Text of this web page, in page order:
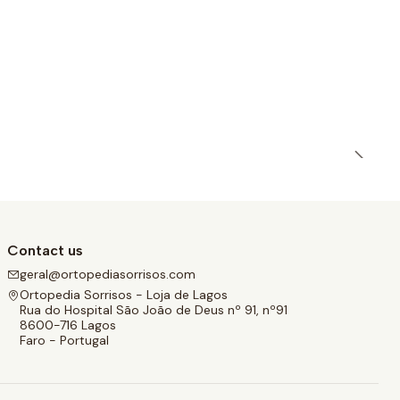
Contact us
geral@ortopediasorrisos.com
Ortopedia Sorrisos - Loja de Lagos
Rua do Hospital São João de Deus nº 91, nº91
8600-716 Lagos
Faro - Portugal